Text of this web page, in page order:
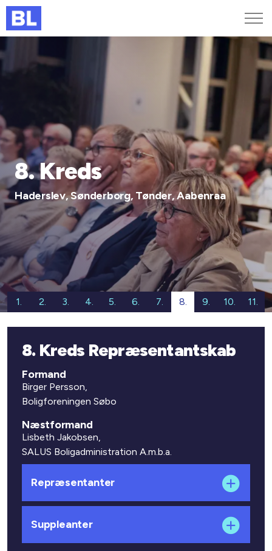
Genveje
MitBL
8. Kreds
Haderslev, Sønderborg, Tønder, Aabenraa
1. 2. 3. 4. 5. 6. 7. 8. 9. 10. 11.
8. Kreds Repræsentantskab
Formand
Birger Persson,
Boligforeningen Søbo
Næstformand
Lisbeth Jakobsen,
SALUS Boligadministration A.m.b.a.
Repræsentanter
Suppleanter